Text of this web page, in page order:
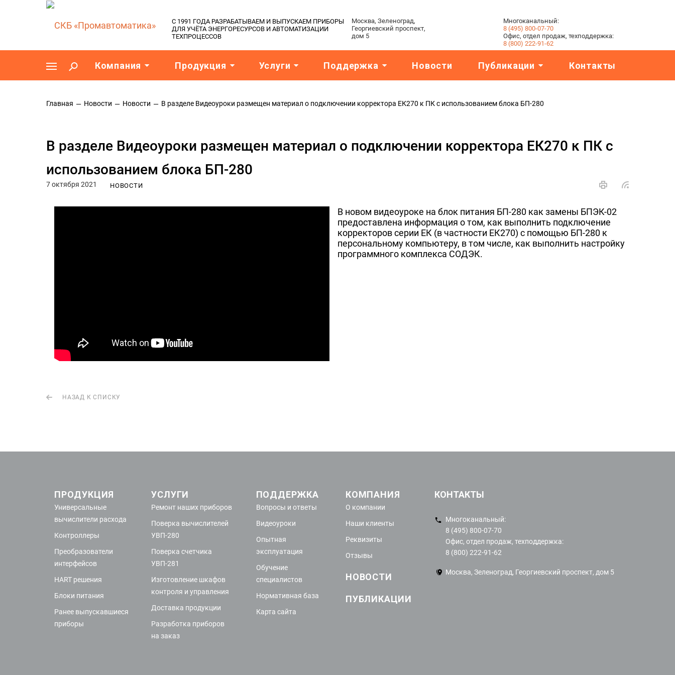
C 1991 ГОДА РАЗРАБАТЫВАЕМ И ВЫПУСКАЕМ ПРИБОРЫ
ДЛЯ УЧЁТА ЭНЕРГОРЕСУРСОВ И АВТОМАТИЗАЦИИ
ТЕХПРОЦЕССОВ
Москва, Зеленоград,
Георгиевский проспект,
дом 5
Многоканальный:
8 (495) 800-07-70
Офис, отдел продаж, техподдержка:
8 (800) 222-91-62
Компания Продукция Услуги Поддержка Новости Публикации Контакты
Главная Новости Новости В разделе Видеоуроки размещен материал о подключении корректора ЕК270 к ПК с использованием блока БП-280
В разделе Видеоуроки размещен материал о подключении корректора ЕК270 к ПК с
использованием блока БП-280
7 октября 2021 НОВОСТИ
В новом видеоуроке на блок питания БП-280 как замены БПЭК-02
предоставлена информация о том, как выполнить подключение
корректоров серии ЕК (в частности ЕК270) с помощью БП-280 к
персональному компьютеру, в том числе, как выполнить настройку
программного комплекса СОДЭК.
НАЗАД К СПИСКУ
ПРОДУКЦИЯ
Универсальные
вычислители расхода
Контроллеры
Преобразователи
интерфейсов
HART решения
Блоки питания
Ранее выпускавшиеся
приборы
УСЛУГИ
Ремонт наших приборов
Поверка вычислителей
УВП-280
Поверка счетчика
УВП-281
Изготовление шкафов
контроля и управления
Доставка продукции
Разработка приборов
на заказ
ПОДДЕРЖКА
Вопросы и ответы
Видеоуроки
Опытная
эксплуатация
Обучение
специалистов
Нормативная база
Карта сайта
КОМПАНИЯ
О компании
Наши клиенты
Реквизиты
Отзывы
НОВОСТИ
ПУБЛИКАЦИИ
КОНТАКТЫ
Многоканальный:
8 (495) 800-07-70
Офис, отдел продаж, техподдержка:
8 (800) 222-91-62
Москва, Зеленоград, Георгиевский проспект, дом 5